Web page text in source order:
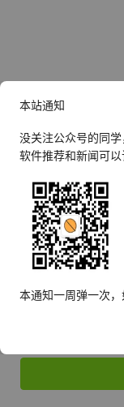
登录
本站通知
没关注公众号的同
软件推荐和新闻可以
本通知一周弹一次，